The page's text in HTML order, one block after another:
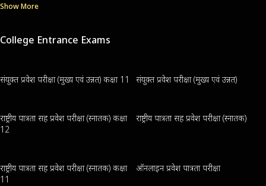
Show More
College Entrance Exams
संयुक्त प्रवेश परीक्षा (मुख्य एवं उन्नत) कक्षा 11 संयुक्त प्रवेश परीक्षा (मुख्य एवं उन्नत)
राष्ट्रीय पात्रता सह प्रवेश परीक्षा (स्नातक) कक्षा
12
राष्ट्रीय पात्रता सह प्रवेश परीक्षा (स्नातक)
राष्ट्रीय पात्रता सह प्रवेश परीक्षा (स्नातक) कक्षा
11
ऑनलाइन प्रवेश पात्रता परीक्षा